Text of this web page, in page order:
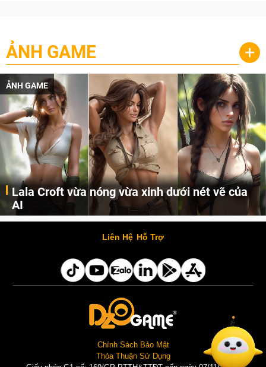
ẢNH GAME +
ẢNH GAME
Lala Croft vừa nóng vừa xinh dưới nét vẽ của
AI
Cùng đến với những hình ảnh Lala Croft của Tomb Raider dưới nét vẽ của AI. Một cô nàng xinh đẹp, nóng bỏng nhưng cũng rắn rỏi và mạnh mẽ.
Liên Hệ Hỗ Trợ
Chính Sách Bảo Mật
Thỏa Thuận Sử Dụng